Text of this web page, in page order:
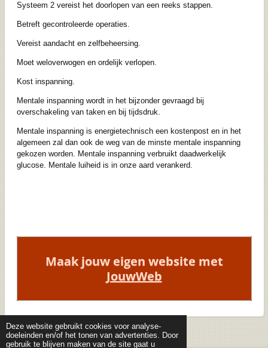
Deze website gebruikt cookies voor analyse-
doeleinden en/of het tonen van advertenties. Door
gebruik te blijven maken van de site gaat u
Systeem 2 vereist het doorlopen van een reeks stappen.
Betreft gecontroleerde operaties.
Vereist aandacht en zelfbeheersing.
Moet weloverwogen en ordelijk verlopen.
Kost inspanning.
Mentale inspanning wordt in het bijzonder gevraagd bij
overschakeling van taken en bij tijdsdruk.
Mentale inspanning is energietechnisch een kostenpost en in het
algemeen zal dan ook de weg van de minste mentale inspanning
gekozen worden. Mentale inspanning verbruikt daadwerkelijk
glucose. Mentale luiheid is in onze aard verankerd.
Maak jouw eigen website met
JouwWeb